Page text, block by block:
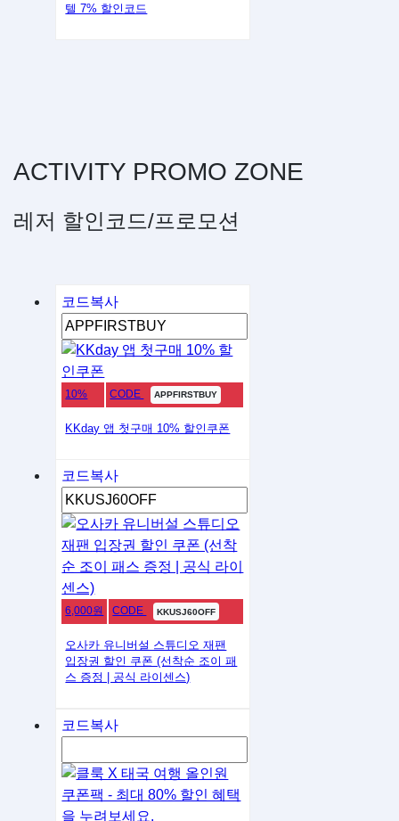
텔 7% 할인코드
ACTIVITY PROMO ZONE
레저 할인코드/프로모션
코드복사
10% CODE APPFIRSTBUY
KKday 앱 첫구매 10% 할인쿠폰
코드복사
6,000원 CODE KKUSJ60OFF
오사카 유니버설 스튜디오 재팬
입장권 할인 쿠폰 (선착순 조이 패
스 증정 | 공식 라이센스)
코드복사